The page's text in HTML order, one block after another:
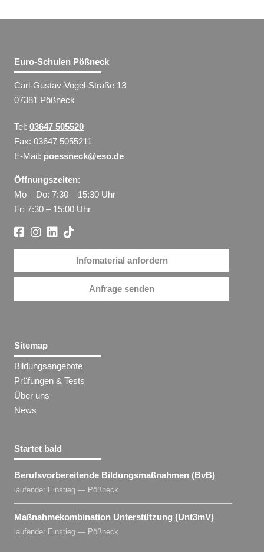
Euro-Schulen Pößneck
Carl-Gustav-Vogel-Straße 13
07381 Pößneck
Tel:03647 505520
Fax: 03647 5055211
E-Mail: poessneck@eso.de
Öffnungszeiten:
Mo – Do: 7:30 – 15:30 Uhr
Fr: 7:30 – 15:00 Uhr
Infomaterial anfordern
Anfrage senden
Sitemap
Bildungsangebote
Prüfungen & Tests
Über uns
News
Startet bald
Berufsvorbereitende Bildungsmaßnahmen (BvB)
laufender Einstieg — Pößneck
Maßnahmekombination Unterstützung (Unt3mV)
laufender Einstieg — Pößneck